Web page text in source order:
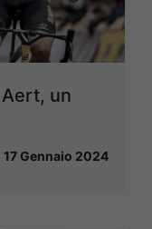
un
17 Gennaio 2024